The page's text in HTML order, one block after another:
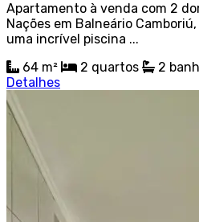
Apartamento à venda com 2
Nações em Balneário
uma incrível piscina ...
64 m²
2 quartos 2
Detalhes